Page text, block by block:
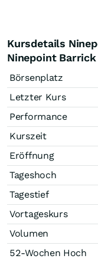
Kursdetails
Ninepoint Barrick
Börsenplatz
Letzter Kurs
Performance
Kurszeit
Eröffnung
Tageshoch
Tagestief
Vortageskurs
Volumen
52-Wochen Hoch